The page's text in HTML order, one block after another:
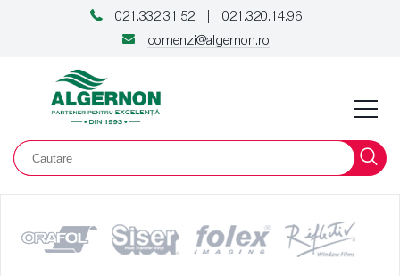
021.332.31.52
021.320.14.96
comenzi@algernon.ro